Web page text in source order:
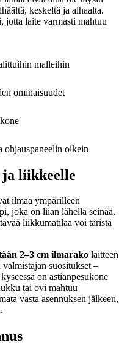
keskeltä ja alhaalta.
jotta laite varmasti mahtuu
malleihin
ominaisuudet
ohjauspaneelin oikein
liikkeelle
ilmaa ympärilleen
joka on liian lähellä seinää,
liikkumatilaa voi täristä
2–3 cm ilmarako laitteen
suositukset –
on astianpesukone
tai ovi mahtuu
vasta asennuksen jälkeen,